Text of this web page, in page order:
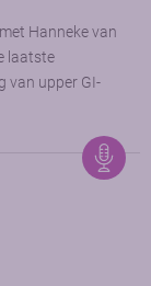
Hanneke van
laatste
van upper GI-